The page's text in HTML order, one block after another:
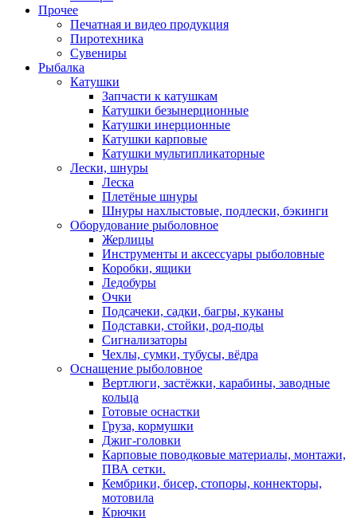
Прочее
Печатная и видео продукция
Пиротехника
Сувениры
Рыбалка
Катушки
Запчасти к катушкам
Катушки безынерционные
Катушки инерционные
Катушки карповые
Катушки мультипликаторные
Лески, шнуры
Леска
Плетёные шнуры
Шнуры нахлыстовые, подлески, бэкинги
Оборудование рыболовное
Жерлицы
Инструменты и аксессуары рыболовные
Коробки, ящики
Ледобуры
Очки
Подсачеки, садки, багры, куканы
Подставки, стойки, род-поды
Сигнализаторы
Чехлы, сумки, тубусы, вёдра
Оснащение рыболовное
Вертлюги, застёжки, карабины, заводные
кольца
Готовые оснастки
Груза, кормушки
Джиг-головки
Карповые поводковые материалы, монтажи,
ПВА сетки.
Кембрики, бисер, стопоры, коннекторы,
мотовила
Крючки